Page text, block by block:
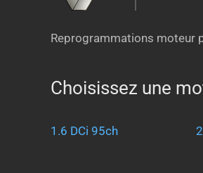
Reprogrammations moteur
Choisissez une
1.6 DCi 95ch